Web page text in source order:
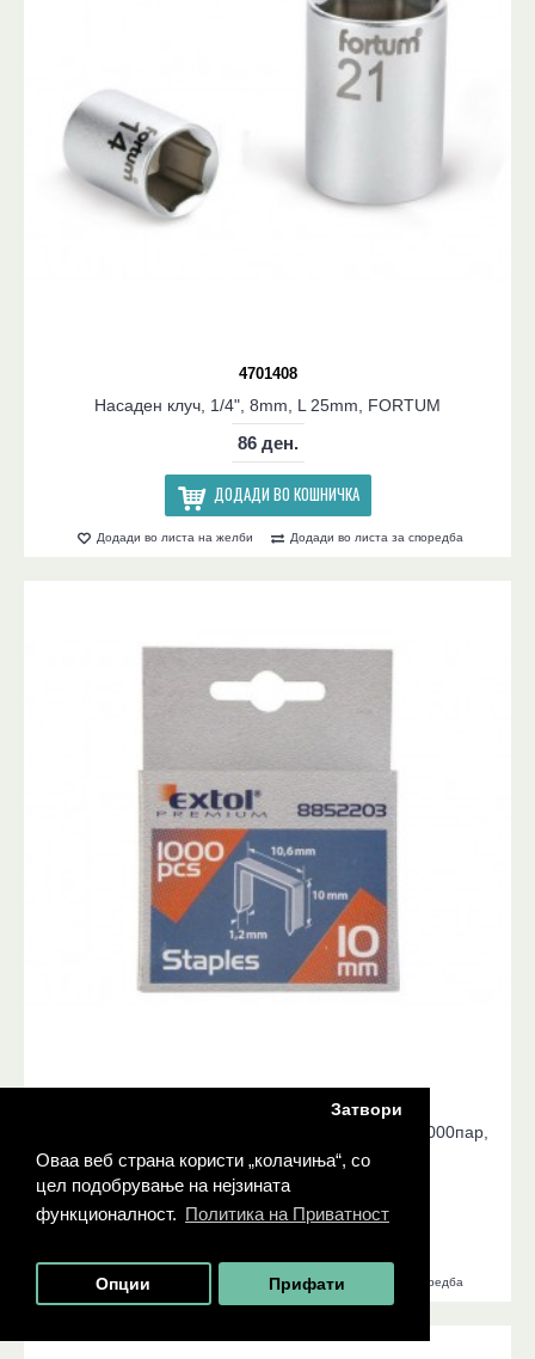
Оваа веб страна користи „колачиња“, со
цел подобрување на нејзината
функционалност. Политика на Приватност
Затвори
Опции Прифати
4701408
Насаден клуч, 1/4", 8mm, L 25mm, FORTUM
86 ден.
ДОДАДИ ВО КОШНИЧКА
Додади во листа на желби Додади во листа за споредба
Иглици за хефталка, 10mm, 10,6x0,52x1,2mm, 1000пар,
100 ден.
Додади во листа на желби Додади во листа за споредба